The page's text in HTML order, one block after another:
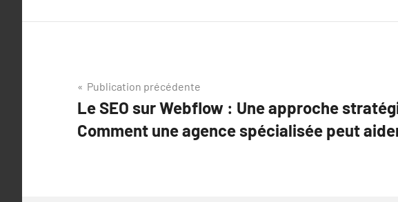
Navigation
de
l’article
Publication précédente
Le SEO sur Webflow : Une approche
Comment une agence spécialisée peut